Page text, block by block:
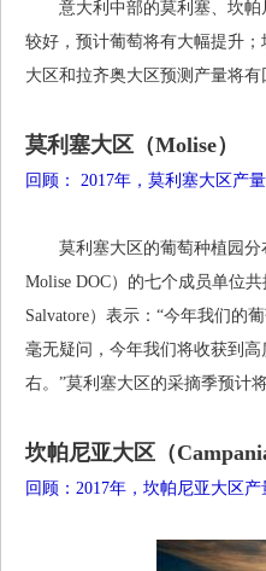
意大利中部的莫利塞、坎帕
较好，预计葡萄将有大幅提升
大区和拉齐奥大区预测产量将有
莫利塞大区（Molise）
回顾： 2017年，莫利塞大区产量
莫利塞大区的葡萄种植园分
Molise DOC）的七个成员单位
Salvatore）表示：“今年我们的
毫无疑问，今年我们将收获到
右。”莫利塞大区的采摘季预计
坎帕尼亚大区（
回顾：2017年，坎帕尼亚大区